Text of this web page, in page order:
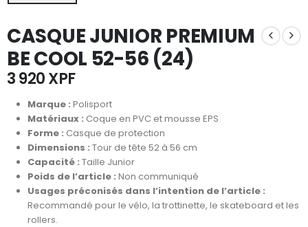
CASQUE JUNIOR PREMIUM
BE COOL 52-56 (24)
3 920XPF
Marque : Polisport
Matériaux : Coque en PVC et mousse EPS
Forme : Casque de protection
Dimensions : Tour de tête 52 à 56 cm
Capacité : Taille Junior
Poids de l’article : Non communiqué
Usages préconisés dans l’intention de l’article :
Recommandé pour le vélo, la trottinette, le skateboard et les
rollers.